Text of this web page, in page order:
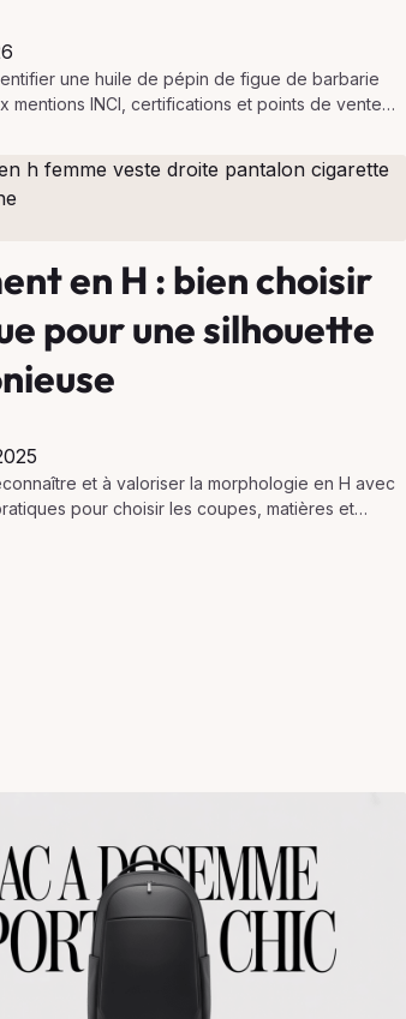
une huile de pépin de figue de barbarie
mentions INCI, certifications et points de vente
en H : bien choisir
pour une silhouette
et à valoriser la morphologie en H avec
pour choisir les coupes, matières et